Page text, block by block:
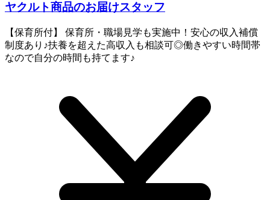
ヤクルト商品のお届けスタッフ
【保育所付】 保育所・職場見学も実施中！安心の収入補償
制度あり♪扶養を超えた高収入も相談可◎働きやすい時間帯
なので自分の時間も持てます♪